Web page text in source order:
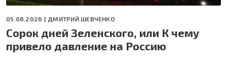
05.08.2026 | ДМИТРИЙ ШЕВЧЕНКО
Сорок дней Зеленского, или К чему
привело давление на Россию